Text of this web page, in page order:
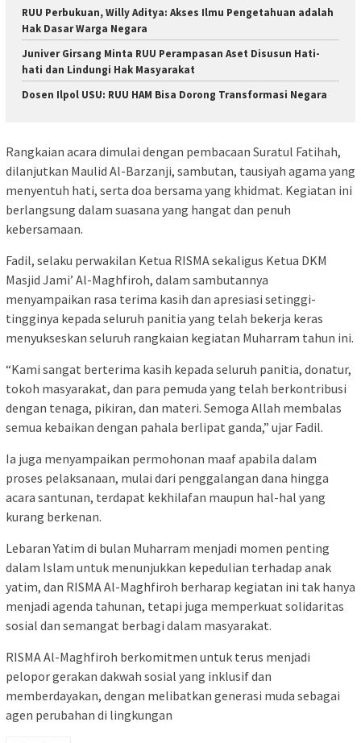
RUU Perbukuan, Willy Aditya: Akses Ilmu Pengetahuan adalah
Hak Dasar Warga Negara
Juniver Girsang Minta RUU Perampasan Aset Disusun Hati-
hati dan Lindungi Hak Masyarakat
Dosen Ilpol USU: RUU HAM Bisa Dorong Transformasi Negara
Rangkaian acara dimulai dengan pembacaan Suratul Fatihah,
dilanjutkan Maulid Al-Barzanji, sambutan, tausiyah agama yang
menyentuh hati, serta doa bersama yang khidmat. Kegiatan ini
berlangsung dalam suasana yang hangat dan penuh
kebersamaan.
Fadil, selaku perwakilan Ketua RISMA sekaligus Ketua DKM
Masjid Jami’ Al-Maghfiroh, dalam sambutannya
menyampaikan rasa terima kasih dan apresiasi setinggi-
tingginya kepada seluruh panitia yang telah bekerja keras
menyukseskan seluruh rangkaian kegiatan Muharram tahun ini.
“Kami sangat berterima kasih kepada seluruh panitia, donatur,
tokoh masyarakat, dan para pemuda yang telah berkontribusi
dengan tenaga, pikiran, dan materi. Semoga Allah membalas
semua kebaikan dengan pahala berlipat ganda,” ujar Fadil.
Ia juga menyampaikan permohonan maaf apabila dalam
proses pelaksanaan, mulai dari penggalangan dana hingga
acara santunan, terdapat kekhilafan maupun hal-hal yang
kurang berkenan.
Lebaran Yatim di bulan Muharram menjadi momen penting
dalam Islam untuk menunjukkan kepedulian terhadap anak
yatim, dan RISMA Al-Maghfiroh berharap kegiatan ini tak hanya
menjadi agenda tahunan, tetapi juga memperkuat solidaritas
sosial dan semangat berbagi dalam masyarakat.
RISMA Al-Maghfiroh berkomitmen untuk terus menjadi
pelopor gerakan dakwah sosial yang inklusif dan
memberdayakan, dengan melibatkan generasi muda sebagai
agen perubahan di lingkungan